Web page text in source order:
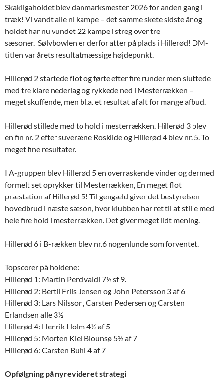
Skakligaholdet blev danmarksmester 2026 for anden gang i
træk! Vi vandt alle ni kampe – det samme skete sidste år og
holdet har nu vundet 22 kampe i streg over tre
sæsoner. Sølvbowlen er derfor atter på plads i Hillerød! DM-
titlen var årets resultatmæssige højdepunkt.
Hillerød 2 startede flot og førte efter fire runder men sluttede
med tre klare nederlag og rykkede ned i Mesterrækken –
meget skuffende, men bl.a. et resultat af alt for mange afbud.
Hillerød stillede med to hold i mesterrækken. Hillerød 3 blev
en fin nr. 2 efter suveræne Roskilde og Hillerød 4 blev nr. 5. To
meget fine resultater.
I A-gruppen blev Hillerød 5 en overraskende vinder og dermed
formelt set oprykker til Mesterrækken, En meget flot
præstation af Hillerød 5! Til gengæld giver det bestyrelsen
hovedbrud i næste sæson, hvor klubben har ret til at stille med
hele fire hold i mesterrækken. Det giver meget lidt mening.
Hillerød 6 i B-rækken blev nr.6 nogenlunde som forventet.
Topscorer på holdene:
Hillerød 1: Martin Percivaldi 7½ sf 9.
Hillerød 2: Bertil Friis Jensen og John Petersson 3 af 6
Hillerød 3: Lars Nilsson, Carsten Pedersen og Carsten
Erlandsen alle 3½
Hillerød 4: Henrik Holm 4½ af 5
Hillerød 5: Morten Kiel Blounsø 5½ af 7
Hillerød 6: Carsten Buhl 4 af 7
Opfølgning på nyrevideret strategi